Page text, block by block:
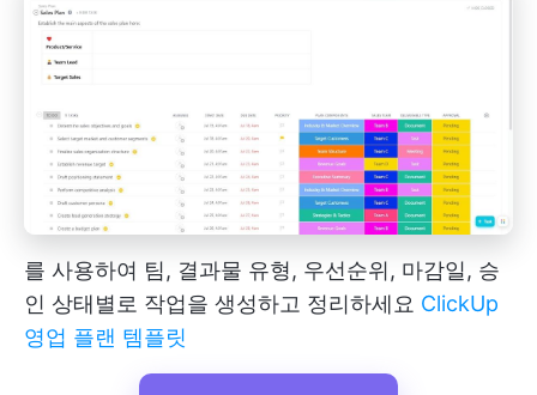
를 사용하여 팀, 결과물 유형, 우선순위, 마감일, 승
인 상태별로 작업을 생성하고 정리하세요 ClickUp
영업 플랜 템플릿